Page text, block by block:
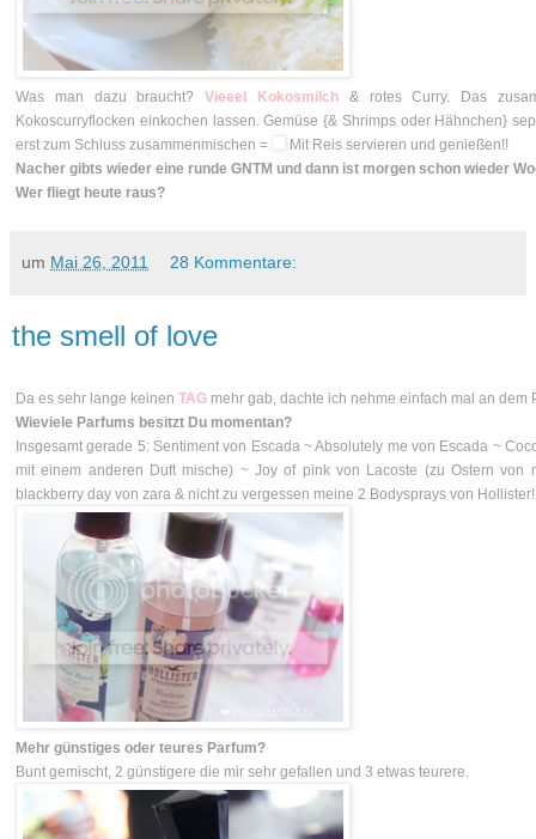
Was man dazu braucht?Vieeel Kokosmilch & rotes Curry. Das
Kokoscurryflocken einkochen lassen. Gemüse {& Shrimps oder Hähnchen}
erst zum Schluss zusammenmischen =
Mit Reis servieren und genießen!!
Nacher gibts wieder eine runde GNTM und dann ist morgen schon wieder
Wer fliegt heute raus?
um Mai 26, 2011 28 Kommentare:
the smell of love
Da es sehr lange keinen TAG mehr gab, dachte ich nehme einfach mal an dem
Wieviele Parfums besitzt Du momentan?
Insgesamt gerade 5: Sentiment von Escada ~ Absolutely me von Escada ~
mit einem anderen Duft mische) ~ Joy of pink von Lacoste (zu Ostern von
blackberry day von zara & nicht zu vergessen meine 2 Bodysprays von Hollister!
Mehr günstiges oder teures Parfum?
Bunt gemischt, 2 günstigere die mir sehr gefallen und 3 etwas teurere.